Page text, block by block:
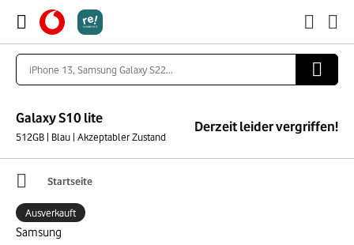
Galaxy S10 lite
512GB | Blau | Akzeptabler Zustand
Derzeit leider vergriffen!
Startseite
Samsung
Ausverkauft